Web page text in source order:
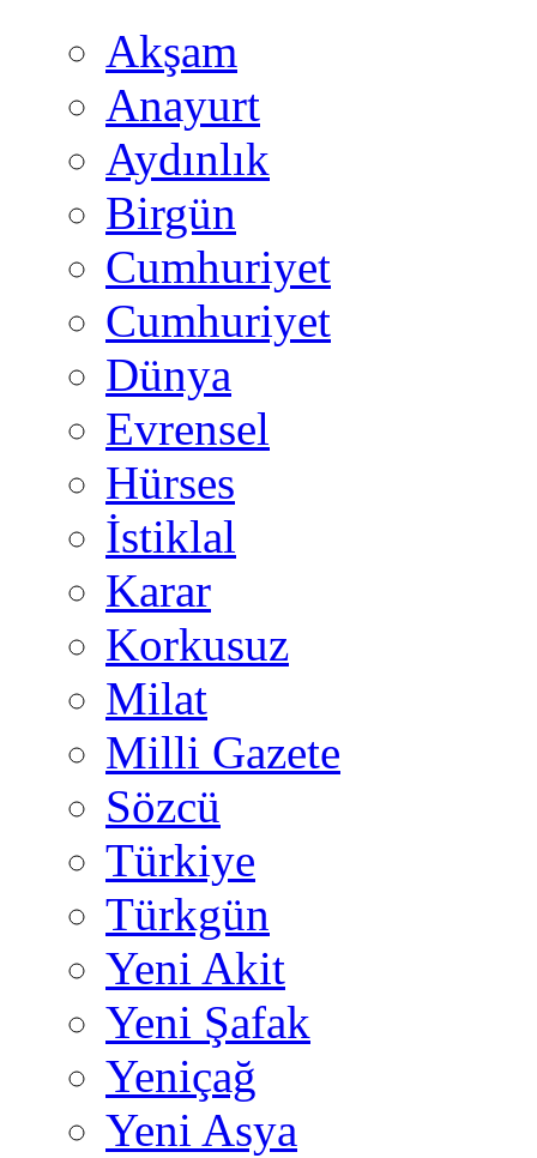
Akşam
Anayurt
Aydınlık
Birgün
Cumhuriyet
Cumhuriyet
Dünya
Evrensel
Hürses
İstiklal
Karar
Korkusuz
Milat
Milli Gazete
Sözcü
Türkiye
Türkgün
Yeni Akit
Yeni Şafak
Yeniçağ
Yeni Asya